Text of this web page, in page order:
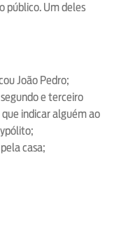
público. Um deles
João Pedro;
e terceiro
indicar alguém ao
casa;